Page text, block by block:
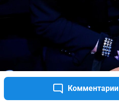
Комментарии